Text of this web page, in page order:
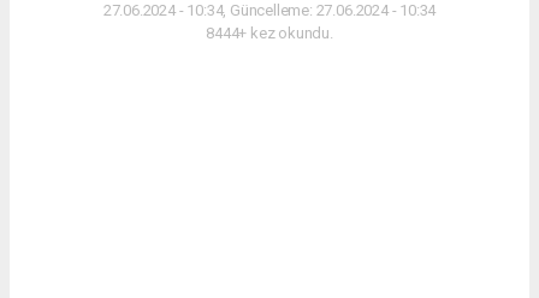
27.06.2024 - 10:34, Güncelleme: 27.06.2024 - 10:34
8444+ kez okundu.